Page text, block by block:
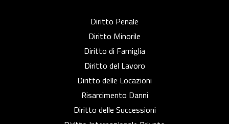
Diritto Penale
Diritto Minorile
Diritto di Famiglia
Diritto del Lavoro
Diritto delle Locazioni
Risarcimento Danni
Diritto delle Successioni